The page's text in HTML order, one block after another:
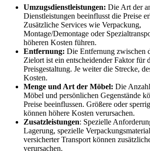
Umzugsdienstleistungen: Die Art der
Dienstleistungen beeinflusst die Preise
Zusätzliche Services wie Verpackung,
Montage/Demontage oder
höheren Kosten führen.
Entfernung: Die Entfernung zwischen
Zielort ist ein entscheidender Faktor für
Preisgestaltung. Je weiter die Strecke,
Kosten.
Menge und Art der Möbel: Die
Möbel und persönlichen Gegenstände
Preise beeinflussen. Größere oder
können höhere Kosten verursachen.
Zusatzleistungen: Spezielle
Lagerung, spezielle
versicherter Transport können
verursachen.